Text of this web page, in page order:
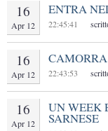
16
Apr 12
ENTRA
22:45:41
16
Apr 12 22:43:53
16
Apr 12
UN WEEK
SARNESE